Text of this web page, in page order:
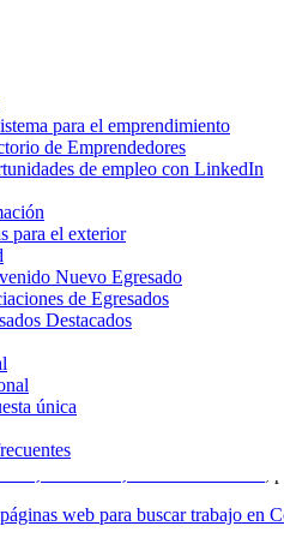
para el emprendimiento
de Emprendedores
de empleo con LinkedIn
para el exterior
Nuevo Egresado
de Egresados
Destacados
única
con LinkedIn
Laborales
busca
física, educación artística,
web para buscar trabajo en